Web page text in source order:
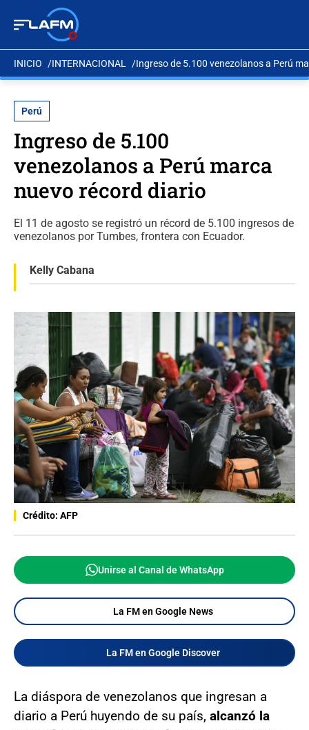
INICIO INTERNACIONAL Ingreso de 5.100 venezolanos a Perú
Perú
Ingreso de 5.100
venezolanos a Perú marca
nuevo récord diario
El 11 de agosto se registró un récord de 5.100 ingresos de
venezolanos por Tumbes, frontera con Ecuador.
Kelly Cabana
Crédito: AFP
Unirse al Canal de WhatsApp
La FM en Google News
La FM en Google Discover
La diáspora de venezolanos que ingresan a
diario a Perú huyendo de su país, alcanzó la